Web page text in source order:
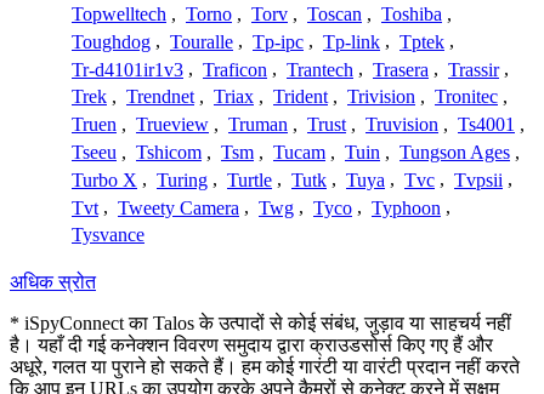
Topwelltech , Torno , Torv , Toscan , Toshiba ,
Toughdog , Touralle , Tp-ipc , Tp-link , Tptek ,
Tr-d4101ir1v3 , Traficon , Trantech , Trasera , Trassir ,
Trek , Trendnet , Triax , Trident , Trivision , Tronitec ,
Truen , Trueview , Truman , Trust , Truvision , Ts4001 ,
Tseeu , Tshicom , Tsm , Tucam , Tuin , Tungson Ages ,
Turbo X , Turing , Turtle , Tutk , Tuya , Tvc , Tvpsii ,
Tvt , Tweety Camera , Twg , Tyco , Typhoon ,
Tysvance
अधिक स्रोत
* iSpyConnect का Talos के उत्पादों से कोई संबंध, जुड़ाव या साहचर्य नहीं
है। यहाँ दी गई कनेक्शन विवरण समुदाय द्वारा क्राउडसोर्स किए गए हैं और
अधूरे, गलत या पुराने हो सकते हैं। हम कोई गारंटी या वारंटी प्रदान नहीं करते
कि आप इन URLs का उपयोग करके अपने कैमरों से कनेक्ट करने में सक्षम